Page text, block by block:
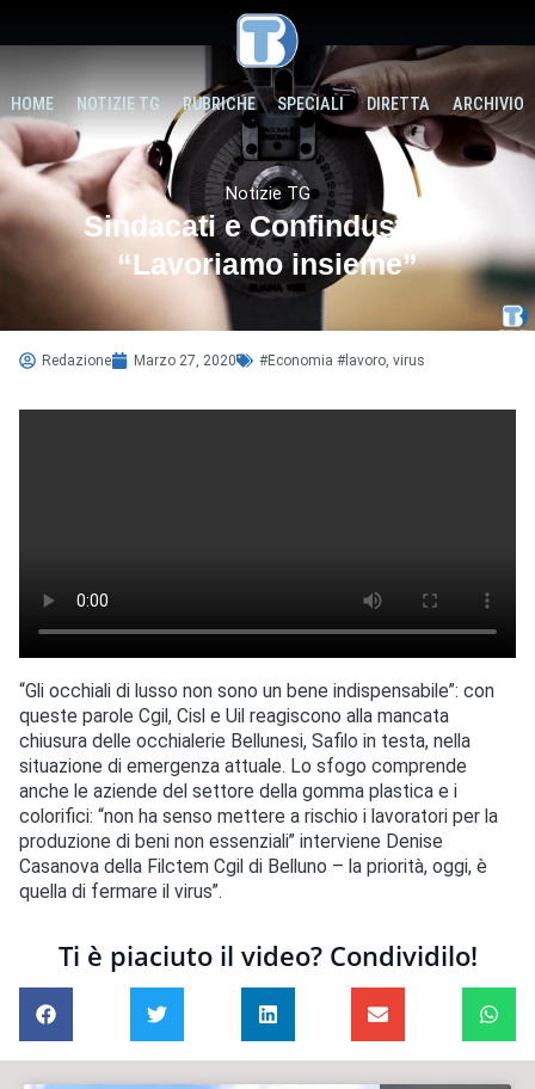
HOME NOTIZIE TG RUBRICHE SPECIALI DIRETTA ARCHIVIO
Notizie TG
Sindacati e Confindustria:
“Lavoriamo insieme”
Redazione Marzo 27, 2020 #Economia #lavoro virus
“Gli occhiali di lusso non sono un bene indispensabile”: con
queste parole Cgil, Cisl e Uil reagiscono alla mancata
chiusura delle occhialerie Bellunesi, Safilo in testa, nella
situazione di emergenza attuale. Lo sfogo comprende
anche le aziende del settore della gomma plastica e i
colorifici: “non ha senso mettere a rischio i lavoratori per la
produzione di beni non essenziali” interviene Denise
Casanova della Filctem Cgil di Belluno – la priorità, oggi, è
quella di fermare il virus”.
Ti è piaciuto il video? Condividilo!